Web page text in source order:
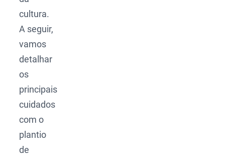
cultura.
A seguir,
vamos
detalhar
os
principais
cuidados
com o
plantio
de